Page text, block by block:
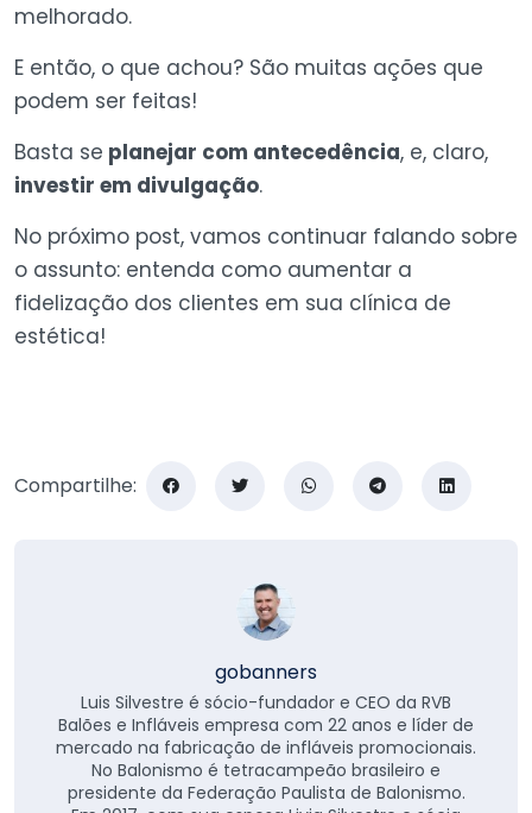
melhorado.
E então, o que achou? São muitas ações que
podem ser feitas!
Basta se planejar com antecedência, e, claro,
investir em divulgação.
No próximo post, vamos continuar falando sobre
o assunto: entenda como aumentar a
fidelização dos clientes em sua clínica de
estética!
Compartilhe:
gobanners
Luis Silvestre é sócio-fundador e CEO da RVB
Balões e Infláveis empresa com 22 anos e líder de
mercado na fabricação de infláveis promocionais.
No Balonismo é tetracampeão brasileiro e
presidente da Federação Paulista de Balonismo.